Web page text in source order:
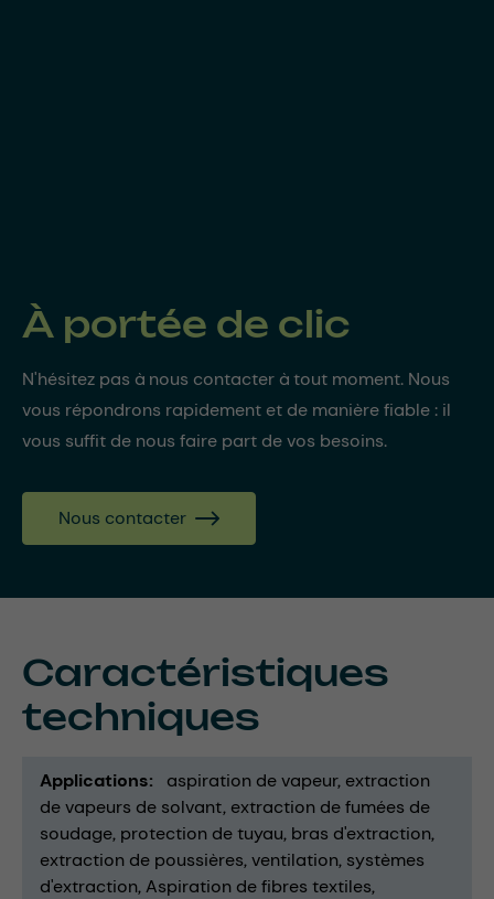
À portée de clic
N'hésitez pas à nous contacter à tout moment. Nous
vous répondrons rapidement et de manière fiable : il
vous suffit de nous faire part de vos besoins.
Nous contacter
Caractéristiques
techniques
Applications aspiration de vapeur extraction
de vapeurs de solvant extraction de fumées de
soudage protection de tuyau bras d'extraction
extraction de poussières ventilation systèmes
d'extraction Aspiration de fibres textiles